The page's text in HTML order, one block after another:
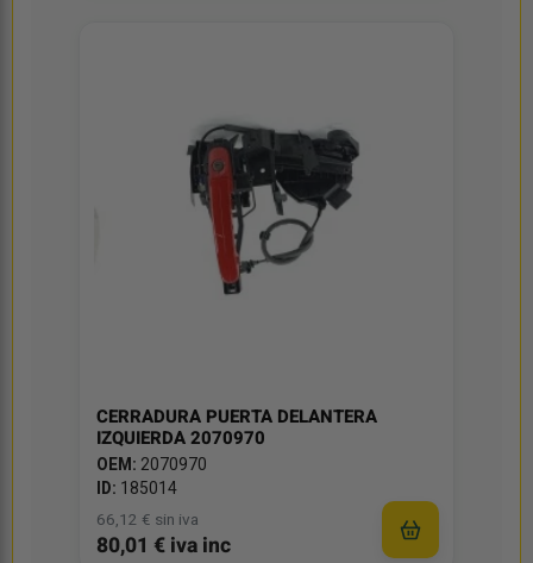
CERRADURA PUERTA DELANTERA
IZQUIERDA 2070970
OEM: 2070970
ID: 185014
66,12 € sin iva
80,01 € iva inc